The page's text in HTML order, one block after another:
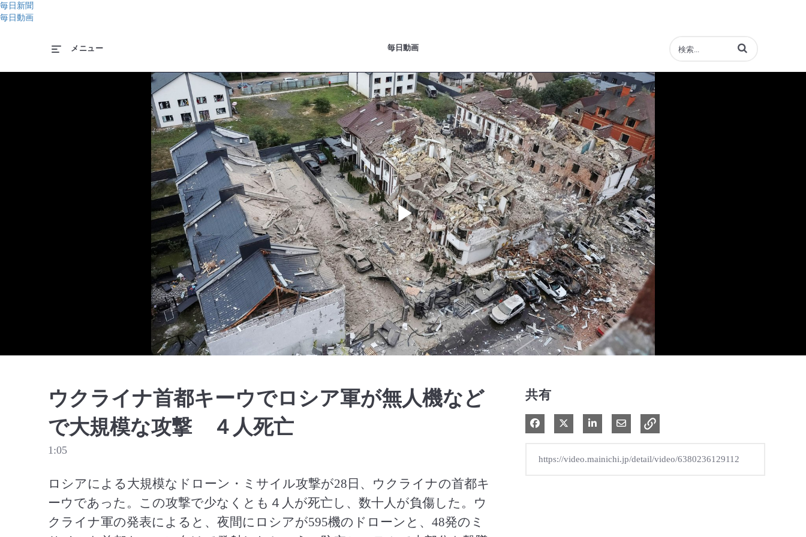
毎日新聞
毎日動画
毎日動画
メニュー 動画の検索語句を入力
Play
Video
ウクライナ首都キーウでロシア軍が無人機など
で大規模な攻撃 ４人死亡
1:05
ロシアによる大規模なドローン・ミサイル攻撃が28日、ウクライナの首都キ
ーウであった。この攻撃で少なくとも４人が死亡し、数十人が負傷した。ウ
クライナ軍の発表によると、夜間にロシアが595機のドローンと、48発のミ
共有
Facebook で共有
Xで共有する
LinkedIn で共有電子メールで共有